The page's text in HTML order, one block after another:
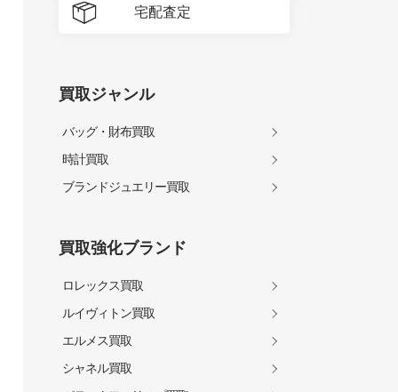
宅配査定
買取ジャンル
バッグ・財布買取
時計買取
ブランドジュエリー買取
買取強化ブランド
ロレックス買取
ルイヴィトン買取
エルメス買取
シャネル買取